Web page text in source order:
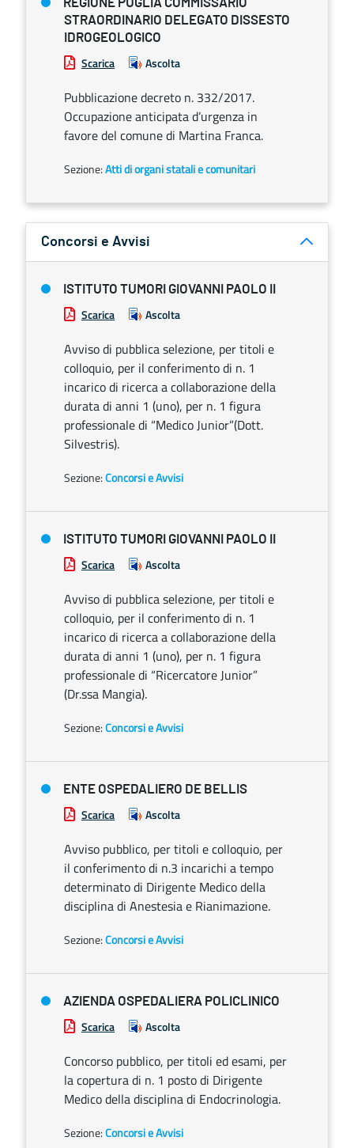
REGIONE PUGLIA COMMISSARIO
STRAORDINARIO DELEGATO DISSESTO
IDROGEOLOGICO
Scarica Ascolta
Pubblicazione decreto n. 332/2017.
Occupazione anticipata d’urgenza in
favore del comune di Martina Franca.
Sezione:Atti di organi statali e comunitari
Concorsi e Avvisi
ISTITUTO TUMORI GIOVANNI PAOLO II
Scarica Ascolta
Avviso di pubblica selezione, per titoli e
colloquio, per il conferimento di n. 1
incarico di ricerca a collaborazione della
durata di anni 1 (uno), per n. 1 figura
professionale di “Medico Junior”(Dott.
Silvestris).
Sezione:Concorsi e Avvisi
ISTITUTO TUMORI GIOVANNI PAOLO II
Scarica Ascolta
Avviso di pubblica selezione, per titoli e
colloquio, per il conferimento di n. 1
incarico di ricerca a collaborazione della
durata di anni 1 (uno), per n. 1 figura
professionale di “Ricercatore Junior”
(Dr.ssa Mangia).
Sezione:Concorsi e Avvisi
ENTE OSPEDALIERO DE BELLIS
Scarica Ascolta
Avviso pubblico, per titoli e colloquio, per
il conferimento di n.3 incarichi a tempo
determinato di Dirigente Medico della
disciplina di Anestesia e Rianimazione.
Sezione:Concorsi e Avvisi
AZIENDA OSPEDALIERA POLICLINICO
Scarica Ascolta
Concorso pubblico, per titoli ed esami, per
la copertura di n. 1 posto di Dirigente
Medico della disciplina di Endocrinologia.
Sezione:Concorsi e Avvisi